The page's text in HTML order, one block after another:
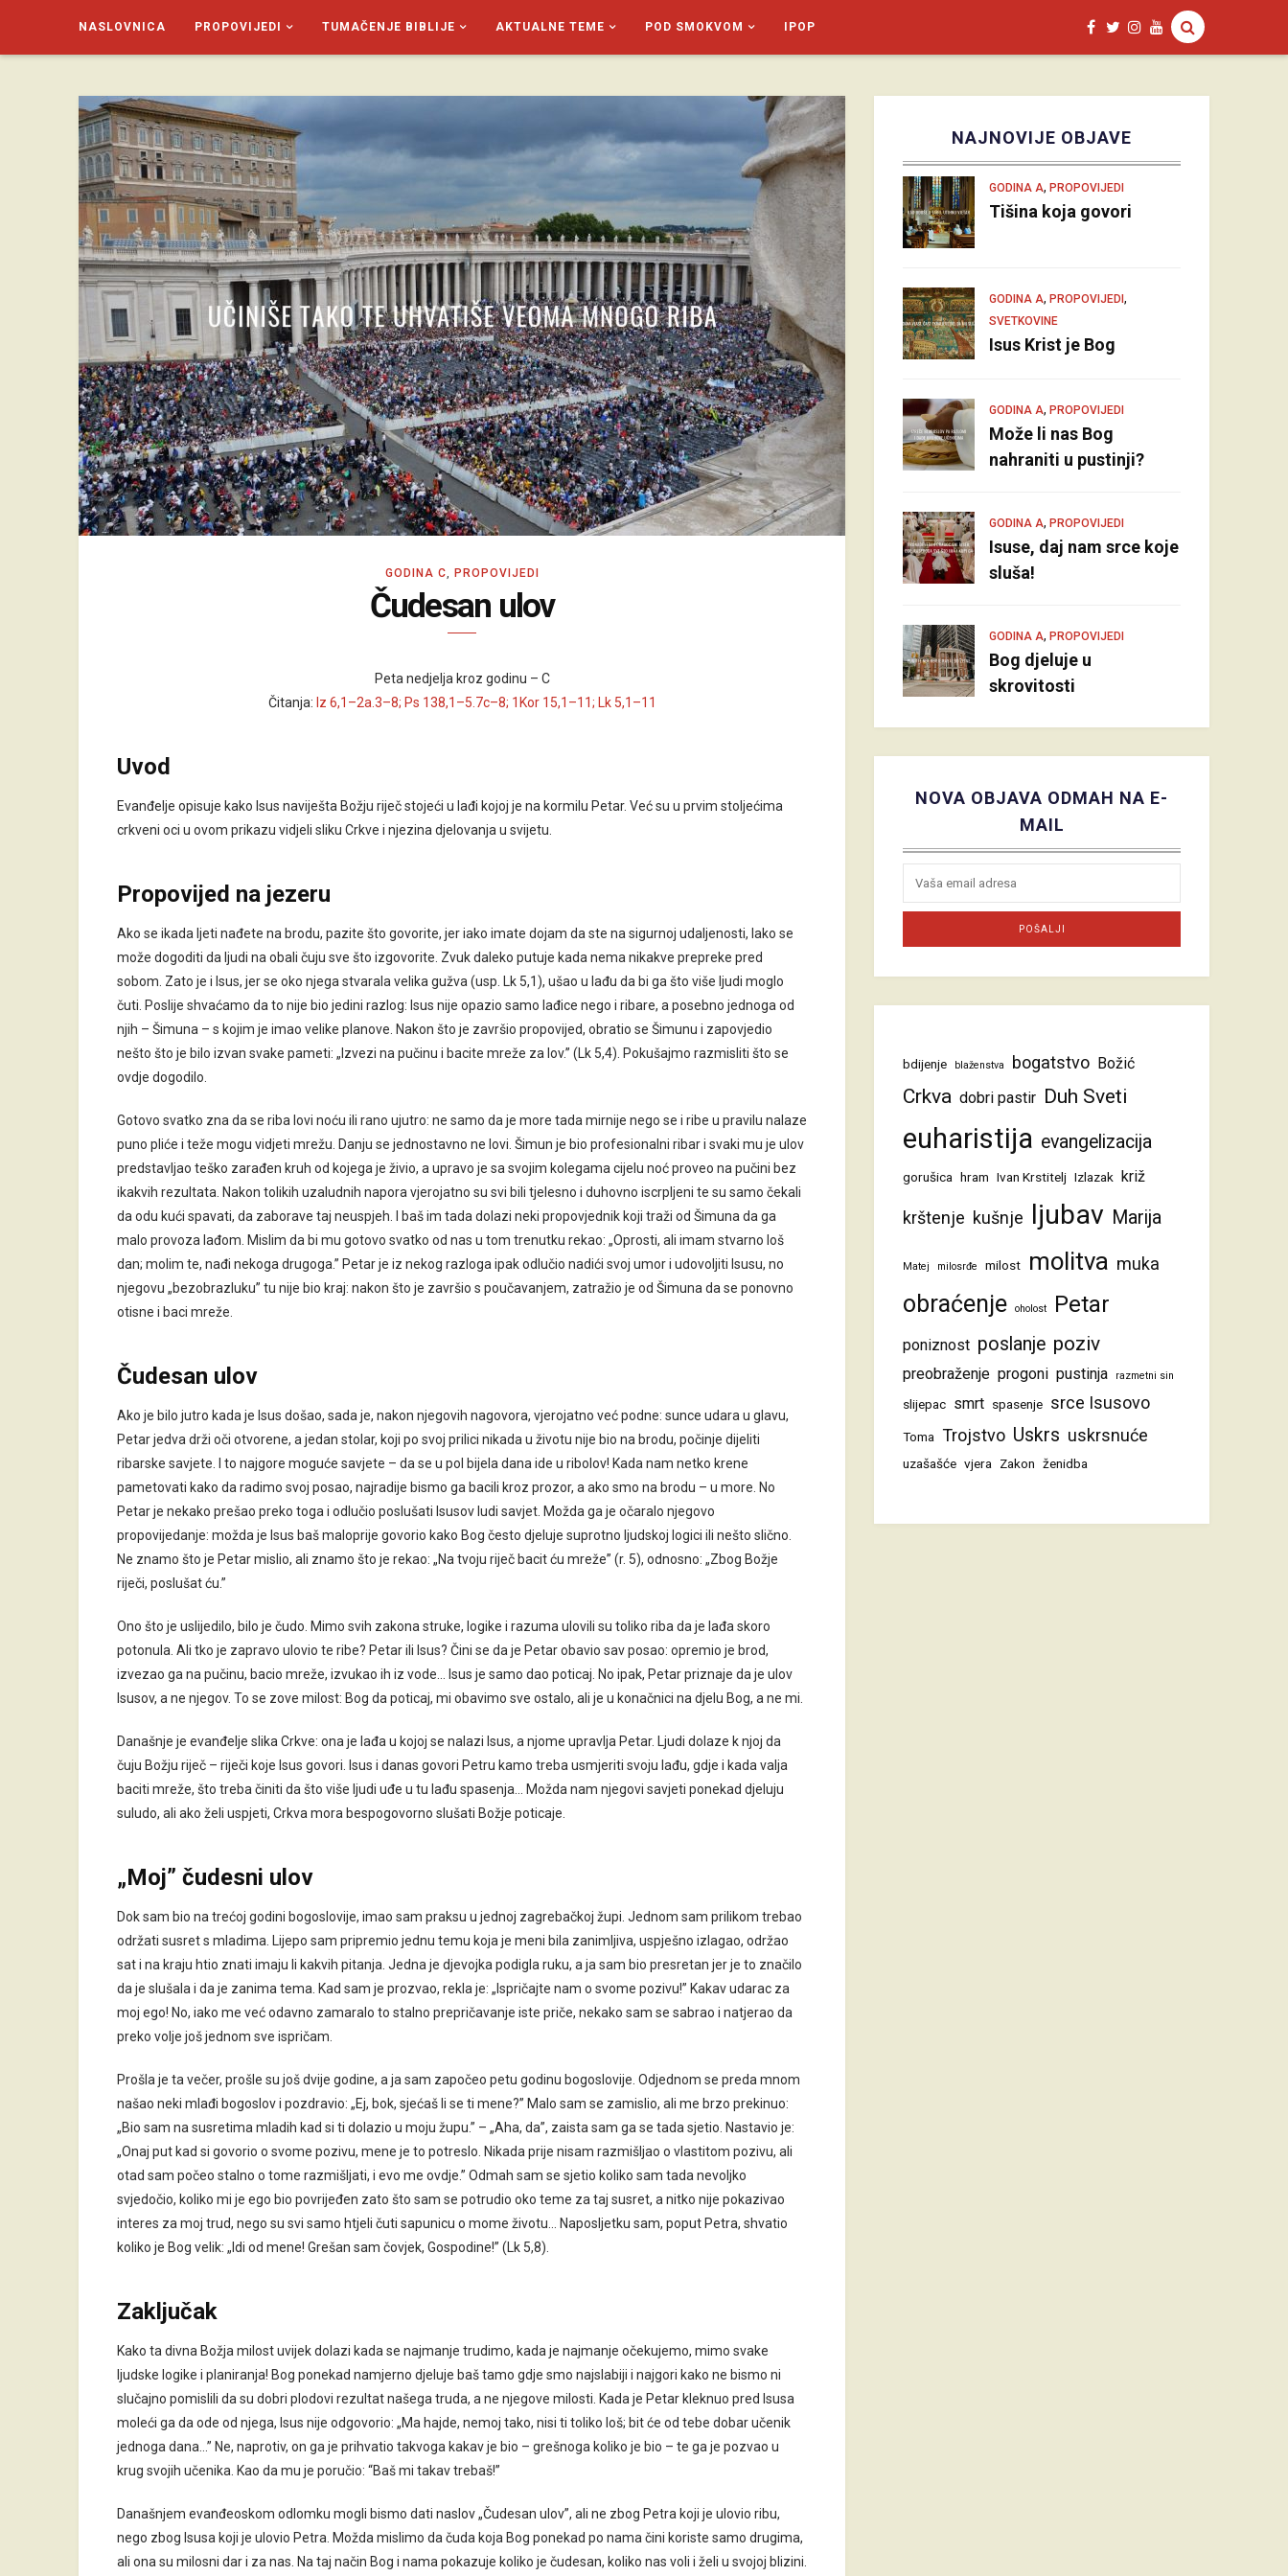
NASLOVNICA PROPOVIJEDI TUMAČENJE BIBLIJE AKTUALNE TEME POD SMOKVOM IPOP
SAGUD.XYZ
GODINA C, PROPOVIJEDI
Čudesan ulov
Peta nedjelja kroz godinu – C
Čitanja: Iz 6,1–2a.3–8; Ps 138,1–5.7c–8; 1Kor 15,1–11; Lk 5,1–11
Uvod
Evanđelje opisuje kako Isus naviješta Božju riječ stojeći u lađi kojoj je na kormilu Petar. Već su u prvim stoljećima
crkveni oci u ovom prikazu vidjeli sliku Crkve i njezina djelovanja u svijetu.
Propovijed na jezeru
Ako se ikada ljeti nađete na brodu, pazite što govorite, jer iako imate dojam da ste na sigurnoj udaljenosti, lako se
može dogoditi da ljudi na obali čuju sve što izgovorite. Zvuk daleko putuje kada nema nikakve prepreke pred
sobom. Zato je i Isus, jer se oko njega stvarala velika gužva (usp. Lk 5,1), ušao u lađu da bi ga što više ljudi moglo
čuti. Poslije shvaćamo da to nije bio jedini razlog: Isus nije opazio samo lađice nego i ribare, a posebno jednoga od
njih – Šimuna – s kojim je imao velike planove. Nakon što je završio propovijed, obratio se Šimunu i zapovjedio
nešto što je bilo izvan svake pameti: „Izvezi na pučinu i bacite mreže za lov.” (Lk 5,4). Pokušajmo razmisliti što se
ovdje dogodilo.
Gotovo svatko zna da se riba lovi noću ili rano ujutro: ne samo da je more tada mirnije nego se i ribe u pravilu nalaze
puno pliće i teže mogu vidjeti mrežu. Danju se jednostavno ne lovi. Šimun je bio profesionalni ribar i svaki mu je ulov
predstavljao teško zarađen kruh od kojega je živio, a upravo je sa svojim kolegama cijelu noć proveo na pučini bez
ikakvih rezultata. Nakon tolikih uzaludnih napora vjerojatno su svi bili tjelesno i duhovno iscrpljeni te su samo čekali
da odu kući spavati, da zaborave taj neuspjeh. I baš im tada dolazi neki propovjednik koji traži od Šimuna da ga
malo provoza lađom. Mislim da bi mu gotovo svatko od nas u tom trenutku rekao: „Oprosti, ali imam stvarno loš
dan; molim te, nađi nekoga drugoga.” Petar je iz nekog razloga ipak odlučio nadići svoj umor i udovoljiti Isusu, no
njegovu „bezobrazluku” tu nije bio kraj: nakon što je završio s poučavanjem, zatražio je od Šimuna da se ponovno
otisne i baci mreže.
Čudesan ulov
Ako je bilo jutro kada je Isus došao, sada je, nakon njegovih nagovora, vjerojatno već podne: sunce udara u glavu,
Petar jedva drži oči otvorene, a jedan stolar, koji po svoj prilici nikada u životu nije bio na brodu, počinje dijeliti
ribarske savjete. I to najgore moguće savjete – da se u pol bijela dana ide u ribolov! Kada nam netko krene
pametovati kako da radimo svoj posao, najradije bismo ga bacili kroz prozor, a ako smo na brodu – u more. No
Petar je nekako prešao preko toga i odlučio poslušati Isusov ludi savjet. Možda ga je očaralo njegovo
propovijedanje: možda je Isus baš maloprije govorio kako Bog često djeluje suprotno ljudskoj logici ili nešto slično.
Ne znamo što je Petar mislio, ali znamo što je rekao: „Na tvoju riječ bacit ću mreže” (r. 5), odnosno: „Zbog Božje
riječi, poslušat ću.”
Ono što je uslijedilo, bilo je čudo. Mimo svih zakona struke, logike i razuma ulovili su toliko riba da je lađa skoro
potonula. Ali tko je zapravo ulovio te ribe? Petar ili Isus? Čini se da je Petar obavio sav posao: opremio je brod,
izvezao ga na pučinu, bacio mreže, izvukao ih iz vode… Isus je samo dao poticaj. No ipak, Petar priznaje da je ulov
Isusov, a ne njegov. To se zove milost: Bog da poticaj, mi obavimo sve ostalo, ali je u konačnici na djelu Bog, a ne mi.
Današnje je evanđelje slika Crkve: ona je lađa u kojoj se nalazi Isus, a njome upravlja Petar. Ljudi dolaze k njoj da
čuju Božju riječ – riječi koje Isus govori. Isus i danas govori Petru kamo treba usmjeriti svoju lađu, gdje i kada valja
baciti mreže, što treba činiti da što više ljudi uđe u tu lađu spasenja… Možda nam njegovi savjeti ponekad djeluju
suludo, ali ako želi uspjeti, Crkva mora bespogovorno slušati Božje poticaje.
„Moj” čudesni ulov
Dok sam bio na trećoj godini bogoslovije, imao sam praksu u jednoj zagrebačkoj župi. Jednom sam prilikom trebao
održati susret s mladima. Lijepo sam pripremio jednu temu koja je meni bila zanimljiva, uspješno izlagao, održao
sat i na kraju htio znati imaju li kakvih pitanja. Jedna je djevojka podigla ruku, a ja sam bio presretan jer je to značilo
da je slušala i da je zanima tema. Kad sam je prozvao, rekla je: „Ispričajte nam o svome pozivu!” Kakav udarac za
moj ego! No, iako me već odavno zamaralo to stalno prepričavanje iste priče, nekako sam se sabrao i natjerao da
preko volje još jednom sve ispričam.
Prošla je ta večer, prošle su još dvije godine, a ja sam započeo petu godinu bogoslovije. Odjednom se preda mnom
našao neki mlađi bogoslov i pozdravio: „Ej, bok, sjećaš li se ti mene?” Malo sam se zamislio, ali me brzo prekinuo:
„Bio sam na susretima mladih kad si ti dolazio u moju župu.” – „Aha, da”, zaista sam ga se tada sjetio. Nastavio je:
„Onaj put kad si govorio o svome pozivu, mene je to potreslo. Nikada prije nisam razmišljao o vlastitom pozivu, ali
otad sam počeo stalno o tome razmišljati, i evo me ovdje.” Odmah sam se sjetio koliko sam tada nevoljko
svjedočio, koliko mi je ego bio povrijeđen zato što sam se potrudio oko teme za taj susret, a nitko nije pokazivao
interes za moj trud, nego su svi samo htjeli čuti sapunicu o mome životu… Naposljetku sam, poput Petra, shvatio
koliko je Bog velik: „Idi od mene! Grešan sam čovjek, Gospodine!” (Lk 5,8).
Zaključak
Kako ta divna Božja milost uvijek dolazi kada se najmanje trudimo, kada je najmanje očekujemo, mimo svake
ljudske logike i planiranja! Bog ponekad namjerno djeluje baš tamo gdje smo najslabiji i najgori kako ne bismo ni
slučajno pomislili da su dobri plodovi rezultat našega truda, a ne njegove milosti. Kada je Petar kleknuo pred Isusa
moleći ga da ode od njega, Isus nije odgovorio: „Ma hajde, nemoj tako, nisi ti toliko loš; bit će od tebe dobar učenik
jednoga dana…” Ne, naprotiv, on ga je prihvatio takvoga kakav je bio – grešnoga koliko je bio – te ga je pozvao u
krug svojih učenika. Kao da mu je poručio: “Baš mi takav trebaš!”
Današnjem evanđeoskom odlomku mogli bismo dati naslov „Čudesan ulov”, ali ne zbog Petra koji je ulovio ribu,
nego zbog Isusa koji je ulovio Petra. Možda mislimo da čuda koja Bog ponekad po nama čini koriste samo drugima,
ali ona su milosni dar i za nas. Na taj način Bog i nama pokazuje koliko je čudesan, koliko nas voli i želi u svojoj blizini.
NAJNOVIJE OBJAVE
GODINA A, PROPOVIJEDI
Tišina koja govori
GODINA A, PROPOVIJEDI ,
SVETKOVINE
Isus Krist je Bog
GODINA A, PROPOVIJEDI
Može li nas Bog
nahraniti u pustinji?
GODINA A, PROPOVIJEDI
Isuse, daj nam srce koje
sluša!
GODINA A, PROPOVIJEDI
Bog djeluje u
skrovitosti
NOVA OBJAVA ODMAH NA E-
MAIL
bdijenje blaženstva bogatstvo Božić
Crkva dobri pastir Duh Sveti
euharistija evangelizacija
gorušica hram Ivan Krstitelj Izlazak križ
krštenje kušnje ljubav Marija
Matej milosrđe milost molitva muka
obraćenje oholost Petar
poniznost poslanje poziv
preobraženje progoni pustinja razmetni sin
slijepac smrt spasenje srce Isusovo
Toma Trojstvo Uskrs uskrsnuće
uzašašće vjera Zakon ženidba